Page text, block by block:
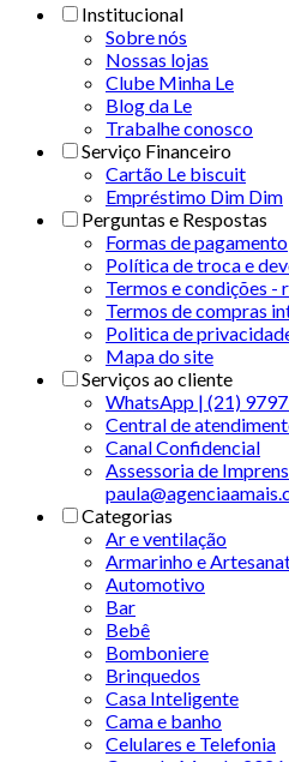
Institucional
Sobre nós
Nossas lojas
Clube Minha Le
Blog da Le
Trabalhe conosco
Serviço Financeiro
Cartão Le biscuit
Empréstimo Dim Dim
Perguntas e Respostas
Formas de pagamento
Política de troca e
Termos e condições -
Termos de compras
Politica de
Mapa do site
Serviços ao cliente
WhatsApp | (21)
Central de
Canal Confidencial
Assessoria de
Categorias
Ar e ventilação
Armarinho e
Automotivo
Bar
Bebê
Bomboniere
Brinquedos
Casa Inteligente
Cama e banho
Celulares e Telefonia